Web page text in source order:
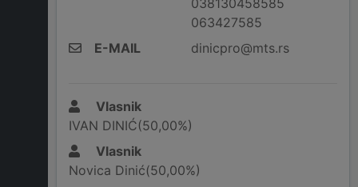
038130458585
063427585
E-MAIL
dinicpro@mts.rs
Vlasnik
IVAN DINIĆ(50,00%)
Vlasnik
Novica Dinić(50,00%)